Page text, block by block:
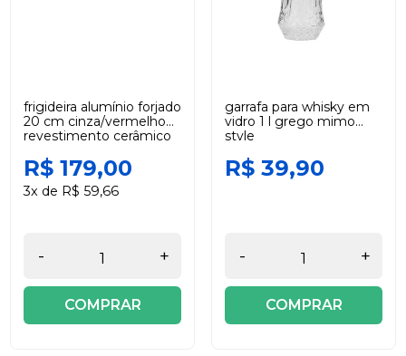
frigideira alumínio forjado
20 cm cinza/vermelho
revestimento cerâmico
R$ 179,00
3x de R$ 59,66
- +
COMPRAR
garrafa para whisky em
vidro 1 l grego mimo
style
R$ 39,90
- +
COMPRAR